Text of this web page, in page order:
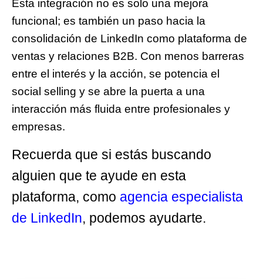
Esta integración no es solo una mejora
funcional; es también un paso hacia la
consolidación de LinkedIn como plataforma de
ventas y relaciones B2B. Con menos barreras
entre el interés y la acción, se potencia el
social selling y se abre la puerta a una
interacción más fluida entre profesionales y
empresas.
Recuerda que si estás buscando
alguien que te ayude en esta
plataforma, como agencia especialista
de LinkedIn, podemos ayudarte.